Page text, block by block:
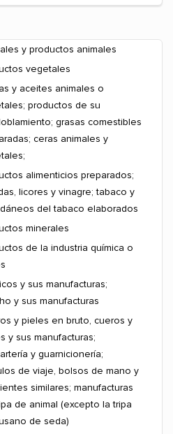
y productos animales
vegetales
y aceites animales o
productos de su
grasas comestibles
ceras animales y
alimenticios preparados;
licores y vinagre; tabaco y
del tabaco elaborados
minerales
de la industria química o
y sus manufacturas;
y sus manufacturas
y pieles en bruto, cueros y
y sus manufacturas;
y guarnicionería;
de viaje, bolsos de mano y
similares; manufacturas
de animal (excepto la tripa
de seda)